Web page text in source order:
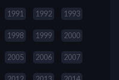
1991 1992 1993
1998 1999 2000
2005 2006 2007